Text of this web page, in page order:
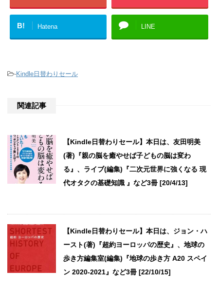
B! Hatena LINE
-Kindle日替わりセール
関連記事
【Kindle日替わりセール】本日は、友田明美
(著)『親の脳を癒やせば子どもの脳は変わ
る』、ライブ(編集)『二次元世界に強くなる 現
代オタクの基礎知識 』など3冊 [20/4/13]
【Kindle日替わりセール】本日は、ジョン・ハ
ースト(著)『超約ヨーロッパの歴史』、地球の
歩き方編集室(編集)『地球の歩き方 A20 スペイ
ン 2020-2021』など3冊 [22/10/15]